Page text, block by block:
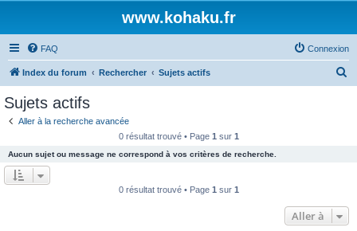
www.kohaku.fr
FAQ Connexion
Index du forum Rechercher Sujets actifs
e
Sujets actifs
Aller à la recherche avancée
0 résultat trouvé • Page 1 sur 1
Aucun sujet ou message ne correspond à vos critères de recherche.
0 résultat trouvé • Page 1 sur 1
Aller à